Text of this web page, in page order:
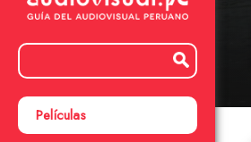
Películas